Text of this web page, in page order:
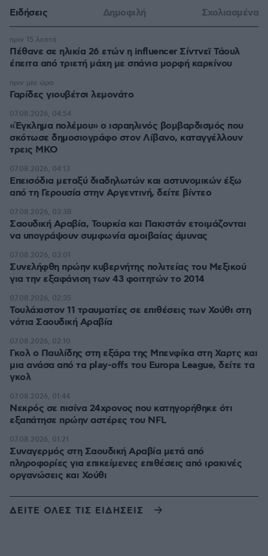
Ειδήσεις Δημοφιλή Σχολιασμένα
Πέθανε σε ηλικία 26 ετών η influencer Σίντνεϊ Τάουλ
έπειτα από τριετή μάχη με σπάνια μορφή καρκίνου
πριν 15 λεπτά
Γαρίδες γιουβέτσι λεμονάτο
πριν μία ώρα
«Έγκλημα πολέμου» ο ισραηλινός βομβαρδισμός που
σκότωσε δημοσιογράφο στον Λίβανο, καταγγέλλουν
τρεις ΜΚΟ
07.08.2026, 04:54
Επεισόδια μεταξύ διαδηλωτών και αστυνομικών έξω
από τη Γερουσία στην Αργεντινή, δείτε βίντεο
07.08.2026, 04:13
Σαουδική Αραβία, Τουρκία και Πακιστάν ετοιμάζονται
να υπογράψουν συμφωνία αμοιβαίας άμυνας
07.08.2026, 03:38
Συνελήφθη πρώην κυβερνήτης πολιτείας του Μεξικού
για την εξαφάνιση των 43 φοιτητών το 2014
07.08.2026, 03:01
Τουλάχιστον 11 τραυματίες σε επιθέσεις των Χούθι στη
νότια Σαουδική Αραβία
07.08.2026, 02:35
Γκολ ο Παυλίδης στη εξάρα της Μπενφίκα στη Χαρτς και
μια ανάσα από τα play-offs του Europa League, δείτε τα
γκολ
07.08.2026, 02:10
Νεκρός σε πισίνα 24χρονος που κατηγορήθηκε ότι
εξαπάτησε πρώην αστέρες του NFL
07.08.2026, 01:44
Συναγερμός στη Σαουδική Αραβία μετά από
πληροφορίες για επικείμενες επιθέσεις από ιρακινές
οργανώσεις και Χούθι
07.08.2026, 01:21
ΔΕΙΤΕ ΟΛΕΣ ΤΙΣ ΕΙΔΗΣΕΙΣ